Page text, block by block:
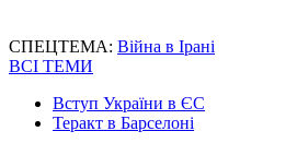
СПЕЦТЕМА: Війна в Ірані
ВСІ ТЕМИ
Вступ України в ЄС
Теракт в Барселоні